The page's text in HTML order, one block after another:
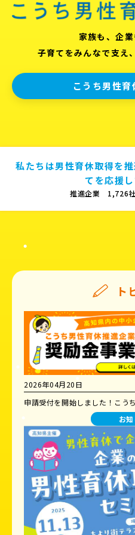
家族も、企業
子育てをみんなで支え
こうち男性
私たちは男性育休取得を
てを応援し
推進企業 1,726社
ト
2026年04月20日
申請受付を開始しました！こう
お